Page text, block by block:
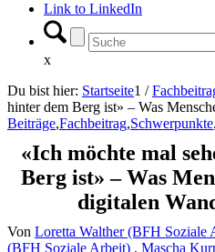
Link to LinkedIn
x
Du bist hier: Startseite1 /
hinter dem Berg ist» – Was
Beiträge,Fachbeitrag,Schwerpunkte,
«Ich möchte mal
Berg ist» – Was
digitalen
Von Loretta Walther (BFH Soziale
(BFH Soziale Arbeit) , Mascha